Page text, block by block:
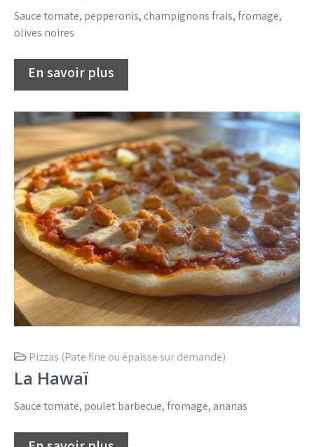
Sauce tomate, pepperonis, champignons frais, fromage,
olives noires
Pizzas (Pate fine ou épaisse sur demande)
La Hawaï
Sauce tomate, poulet barbecue, fromage, ananas